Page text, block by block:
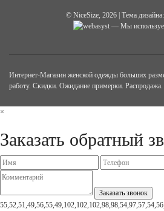
© NiceSize, 2026 | Тема дизайна:
— Мы
Интернет-Магазин женской одежды больших
работу. Скидки. Ожидание примерки. Распродажа.
×
Заказать обратный